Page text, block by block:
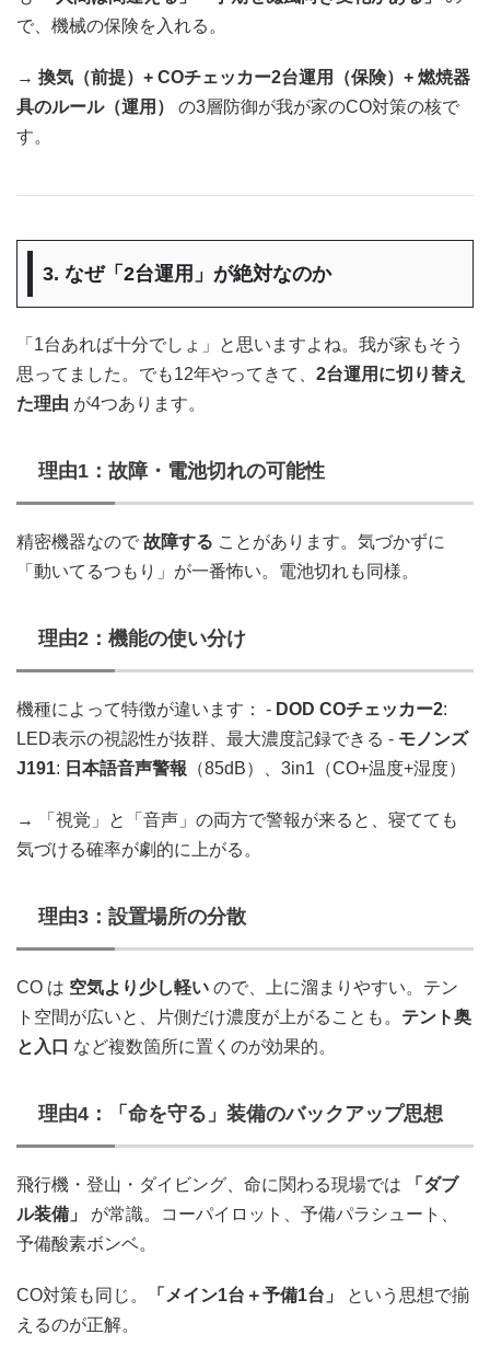
で、機械の保険を入れる。
→ 換気（前提）+ COチェッカー2台運用（保険）+ 燃焼器
具のルール（運用）
の3層防御が我が家のCO対策の核で
す。
3. なぜ「2台運用」が絶対なのか
「1台あれば十分でしょ」と思いますよね。我が家もそう
思ってました。でも12年やってきて、 2台運用に切り替え
た理由 が4つあります。
理由1：故障・電池切れの可能性
精密機器なので 故障する ことがあります。気づかずに
「動いてるつもり」が一番怖い。電池切れも同様。
理由2：機能の使い分け
機種によって特徴が違います： - DOD COチェッカー2:
LED表示の視認性が抜群、最大濃度記録できる - モノンズ
J191: 日本語音声警報 （85dB）、3in1（CO+温度+湿度）
→ 「視覚」と「音声」の両方で警報が来ると、寝てても
気づける確率が劇的に上がる。
理由3：設置場所の分散
CO は 空気より少し軽い ので、上に溜まりやすい。テン
ト空間が広いと、片側だけ濃度が上がることも。 テント奥
と入口 など複数箇所に置くのが効果的。
理由4：「命を守る」装備のバックアップ思想
飛行機・登山・ダイビング、命に関わる現場では
「ダブ
ル装備」
が常識。コーパイロット、予備パラシュート、
予備酸素ボンベ。
CO対策も同じ。 「メイン1台＋予備1台」
という思想で揃
えるのが正解。